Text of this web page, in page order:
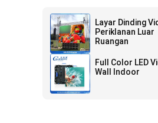
Layar Dinding
Periklanan Luar
Ruangan
Full Color LED
Wall Indoor